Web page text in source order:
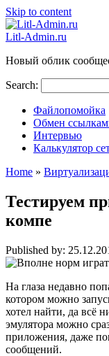
Skip to content
Litl-Admin.ru
Новый облик
Search:
Файлопомойка
Обмен
Интервью
Калькулятор
Home »
Тестируем
компе
Published by:
На глаза недавно
котором можно
хотел найти, да всё
эмулятора можно
приложения, даже
сообщений.